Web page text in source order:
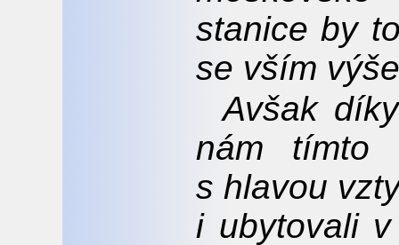
stanice by
se vším
Avšak
nám tímto
s hlavou
i ubytovali